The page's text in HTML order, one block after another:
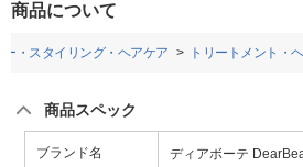
商品について
・スタイリング・ヘアケア トリートメント・
商品スペック
ブランド名 ディアボーテ